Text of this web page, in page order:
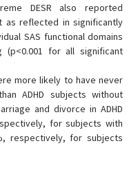
DESR also reported
as reflected in significantly
SAS functional domains
(p<0.001 for all significant
more likely to have never
ADHD subjects without
and divorce in ADHD
for subjects with
respectively, for subjects